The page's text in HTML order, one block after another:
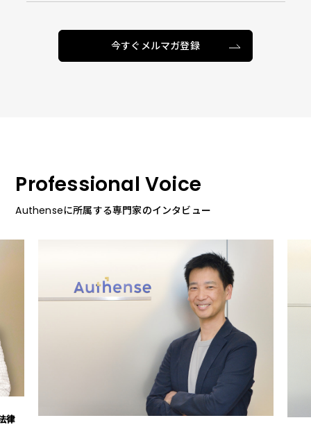
今すぐメルマガ登録
Professional Voice
Authenseに所属する専門家のインタビュー
律